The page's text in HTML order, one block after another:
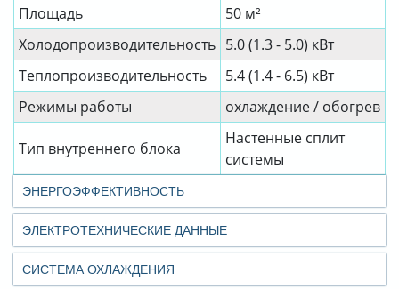
Площадь
50 м²
Холодопроизводительность 5.0 (1.3 - 5.0) кВт
Теплопроизводительность
5.4 (1.4 - 6.5) кВт
Режимы работы
охлаждение / обогрев
Тип внутреннего блока
Настенные сплит
системы
ЭНЕРГОЭФФЕКТИВНОСТЬ
ЭЛЕКТРОТЕХНИЧЕСКИЕ ДАННЫЕ
СИСТЕМА ОХЛАЖДЕНИЯ